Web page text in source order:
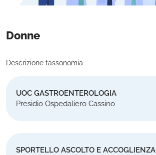
Donne
Descrizione tassonomia
UOC GASTROENTEROLOGIA
Presidio Ospedaliero Cassino
SPORTELLO ASCOLTO E ACCOGLIENZA